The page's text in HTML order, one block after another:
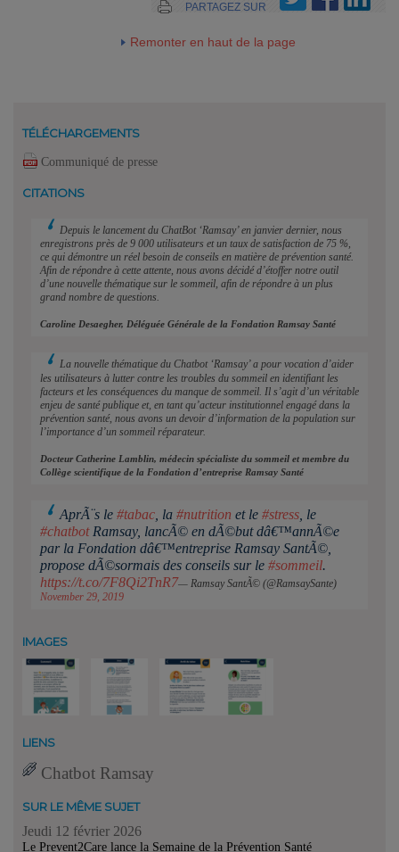
PARTAGEZ SUR
Remonter en haut de la page
TÉLÉCHARGEMENTS
Communiqué de presse
CITATIONS
Depuis le lancement du ChatBot ‘Ramsay’ en janvier dernier, nous
enregistrons près de 9 000 utilisateurs et un taux de satisfaction de 75 %,
ce qui démontre un réel besoin de conseils en matière de prévention santé.
Afin de répondre à cette attente, nous avons décidé d’étoffer notre outil
d’une nouvelle thématique sur le sommeil, afin de répondre à un plus
grand nombre de questions.
Caroline Desaegher, Déléguée Générale de la Fondation Ramsay Santé
La nouvelle thématique du Chatbot ‘Ramsay’ a pour vocation d’aider
les utilisateurs à lutter contre les troubles du sommeil en identifiant les
facteurs et les conséquences du manque de sommeil. Il s’agit d’un véritable
enjeu de santé publique et, en tant qu’acteur institutionnel engagé dans la
prévention santé, nous avons un devoir d’information de la population sur
l’importance d’un sommeil réparateur.
Docteur Catherine Lamblin, médecin spécialiste du sommeil et membre du
Collège scientifique de la Fondation d’entreprise Ramsay Santé
AprÃ¨s le #tabac , la #nutrition et le #stress , le
#chatbotRamsay, lancÃ© en dÃ©but dâ€™annÃ©e
par la Fondation dâ€™entreprise Ramsay SantÃ©,
propose dÃ©sormais des conseils sur le #sommeil.
https://t.co/7F8Qi2TnR7— Ramsay SantÃ© (@RamsaySante)
November 29, 2019
IMAGES
LIENS
Chatbot Ramsay
SUR LE MÊME SUJET
Jeudi 12 février 2026
Le Prevent2Care lance la Semaine de la Prévention Santé